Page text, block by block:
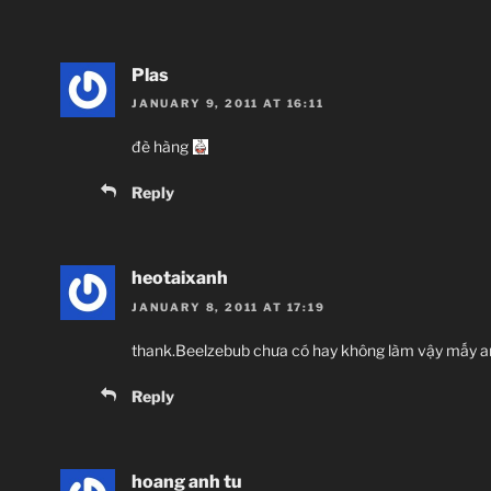
Plas
JANUARY 9, 2011 AT 16:11
đè hàng
Reply
heotaixanh
JANUARY 8, 2011 AT 17:19
thank.Beelzebub chưa có hay không làm vậy mấy
Reply
hoang anh tu